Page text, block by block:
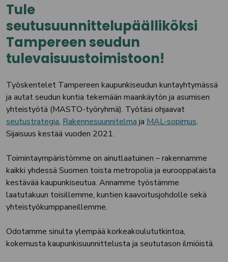
Tule
seutusuunnittelupäälliköksi
Tampereen seudun
tulevaisuustoimistoon!
Työskentelet Tampereen kaupunkiseudun kuntayhtymässä
ja autat seudun kuntia tekemään maankäytön ja asumisen
yhteistyötä (MASTO-työryhmä). Työtäsi ohjaavat
seutustrategia, Rakennesuunnitelma ja MAL-sopimus.
Sijaisuus kestää vuoden 2021.
Toimintaympäristömme on ainutlaatuinen – rakennamme
kaikki yhdessä Suomen toista metropolia ja eurooppalaista
kestävää kaupunkiseutua. Annamme työstämme
laatutakuun toisillemme, kuntien kaavoitusjohdolle sekä
yhteistyökumppaneillemme.
Odotamme sinulta ylempää korkeakoulututkintoa,
kokemusta kaupunkisuunnittelusta ja seututason ilmiöistä.